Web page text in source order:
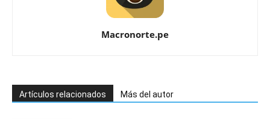
Macronorte.pe
Artículos relacionados Más del autor